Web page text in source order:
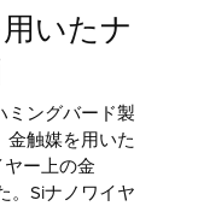
いたナ
ミングバード製
金触媒を用いた
ー上の金
。Siナノワイヤ